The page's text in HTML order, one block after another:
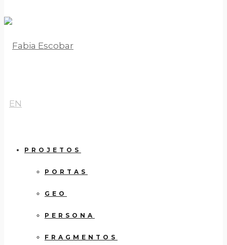
EN
PROJETOS
PORTAS
GEO
PERSONA
FRAGMENTOS